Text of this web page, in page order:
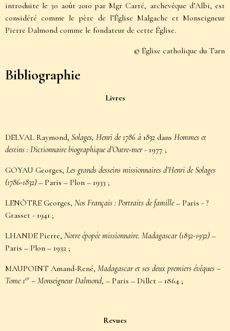
introduite le 30 août 2010 par Mgr Carré, archevêque d’Albi, est
considéré comme le père de l’Église Malgache et Monseigneur
Pierre Dalmond comme le fondateur de cette Église.
© Église catholique du Tarn
Bibliographie
Livres
DELVAL Raymond, Solages, Henri de 1786 à 1832 dans Hommes et
destins : Dictionnaire biographique d’Outre-mer- 1977 ;
GOYAU Georges, Les grands desseins missionnaires d’Henri de Solages
(1786-1832) – Paris – Plon – 1933 ;
LENÔTRE Georges, Nos Français : Portraits de famille– Paris - ?
Grasset - 1941 ;
LHANDE Pierre, Notre épopée missionnaire. Madagascar (1832-1932) –
Paris – Plon – 1932 ;
MAUPOINT Amand-René, Madagascar et ses deux premiers évêques –
Tome 1er – Monseigneur Dalmond, – Paris – Dillet – 1864 ;
Revues